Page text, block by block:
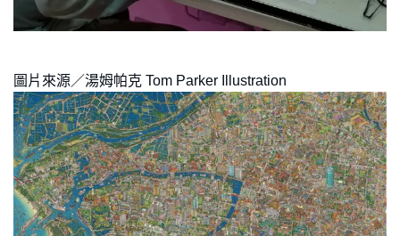
圖片來源／湯姆帕克 Tom Parker Illustration